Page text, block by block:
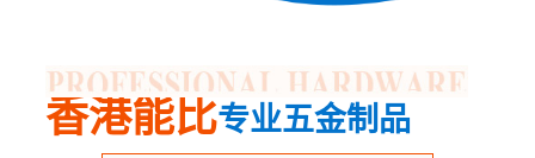
香港能比专业五金制品